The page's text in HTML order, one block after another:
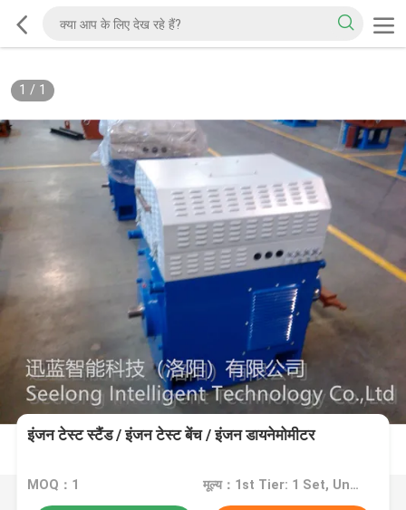
1 / 1
इंजन टेस्ट स्टैंड / इंजन टेस्ट बेंच / इंजन डायनेमोमीटर
MOQ：1 मूल्य：1st Tier: 1 Set, Unit Price USD 3.00 2nd Tier: 2-5 Sets, Unit Price USD 2.00 3rd Tier: Over 5 Sets, Unit Price USD 1.00